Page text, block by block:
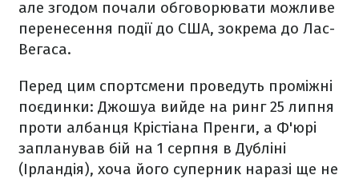
але згодом почали обговорювати можливе
перенесення події до США, зокрема до Лас-
Вегаса.
Перед цим спортсмени проведуть проміжні
поєдинки: Джошуа вийде на ринг 25 липня
проти албанця Крістіана Пренги, а Ф'юрі
запланував бій на 1 серпня в Дубліні
(Ірландія), хоча його суперник наразі ще не